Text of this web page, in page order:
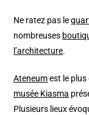
Ne ratez pas le
nombreuses
l’architecture.
Ateneumest le plus
musée Kiasma
Plusieurs lieux